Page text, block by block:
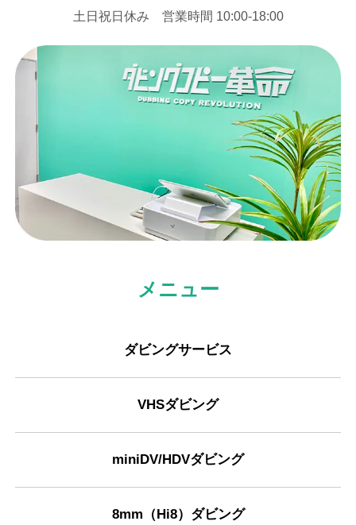
⼟⽇祝⽇休み 営業時間 10:00-18:00
メニュー
ダビングサービス
VHSダビング
miniDV/HDVダビング
8mm（Hi8）ダビング